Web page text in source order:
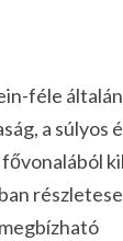
féle
a súlyos